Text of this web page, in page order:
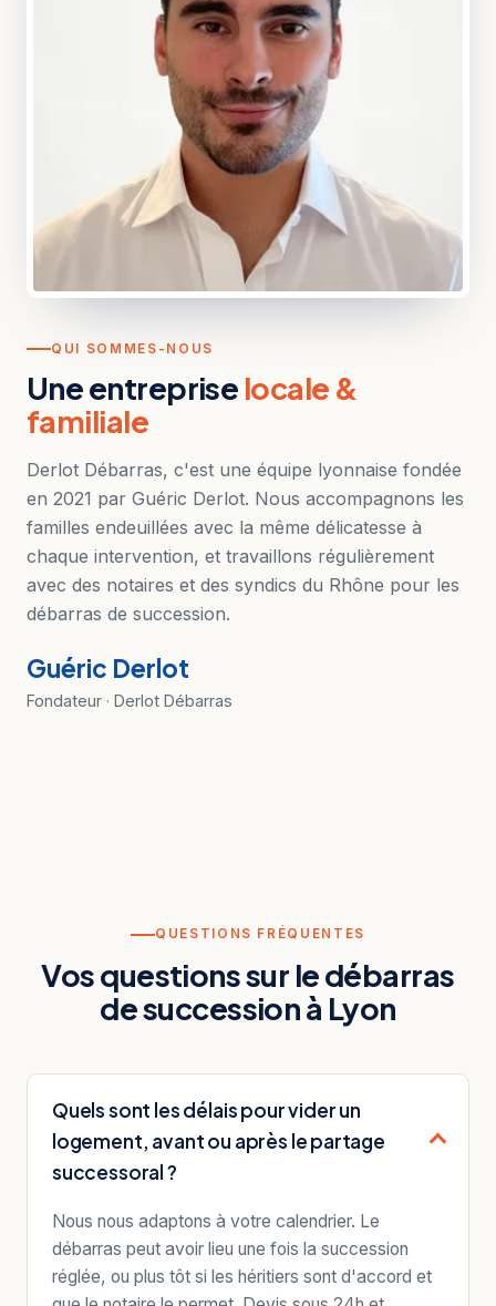
QUI SOMMES-NOUS
Une entreprise locale &
familiale
Derlot Débarras, c'est une équipe lyonnaise fondée
en 2021 par Guéric Derlot. Nous accompagnons les
familles endeuillées avec la même délicatesse à
chaque intervention, et travaillons régulièrement
avec des notaires et des syndics du Rhône pour les
débarras de succession.
Guéric Derlot
Fondateur · Derlot Débarras
QUESTIONS FRÉQUENTES
Vos questions sur le débarras
de succession à Lyon
Quels sont les délais pour vider un
logement, avant ou après le partage
successoral ?
Nous nous adaptons à votre calendrier. Le
débarras peut avoir lieu une fois la succession
réglée, ou plus tôt si les héritiers sont d'accord et